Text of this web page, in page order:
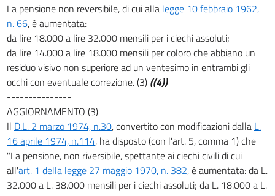
La pensione non reversibile, di cui alla legge 10 febbraio 1962,
n. 66, è aumentata:
da lire 18.000 a lire 32.000 mensili per i ciechi assoluti;
da lire 14.000 a lire 18.000 mensili per coloro che abbiano un
residuo visivo non superiore ad un ventesimo in entrambi gli
occhi con eventuale correzione. (3) ((4))
---------------
AGGIORNAMENTO (3)
Il D.L. 2 marzo 1974, n.30, convertito con modificazioni dalla L.
16 aprile 1974, n.114, ha disposto (con l'art. 5, comma 1) che
"La pensione, non riversibile, spettante ai ciechi civili di cui
all'art. 1 della legge 27 maggio 1970, n. 382, è aumentata: da L.
32.000 a L. 38.000 mensili per i ciechi assoluti; da L. 18.000 a L.